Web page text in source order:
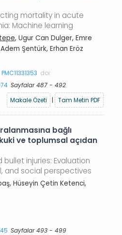
mortality in acute
Machine learning
, Ugur Can Dulger, Emre
Şentürk, Erhan Eröz
PMC11331353 doi:
Sayfalar 487 - 492
Makale Özeti
| Tam Metin PDF
bağlı
ve toplumsal açıdan
injuries: Evaluation
and social perspectives
Hüseyin Çetin Ketenci,
Sayfalar 493 - 499